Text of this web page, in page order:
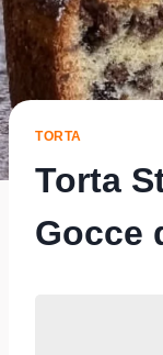
TORTA
Torta
Gocce